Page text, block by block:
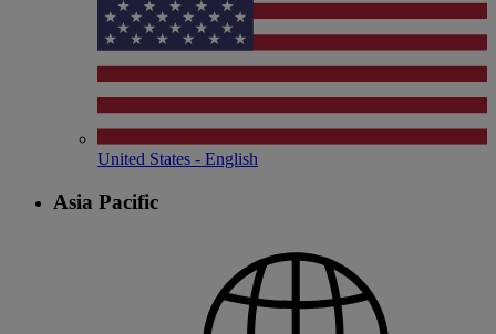
United States - English
Asia Pacific